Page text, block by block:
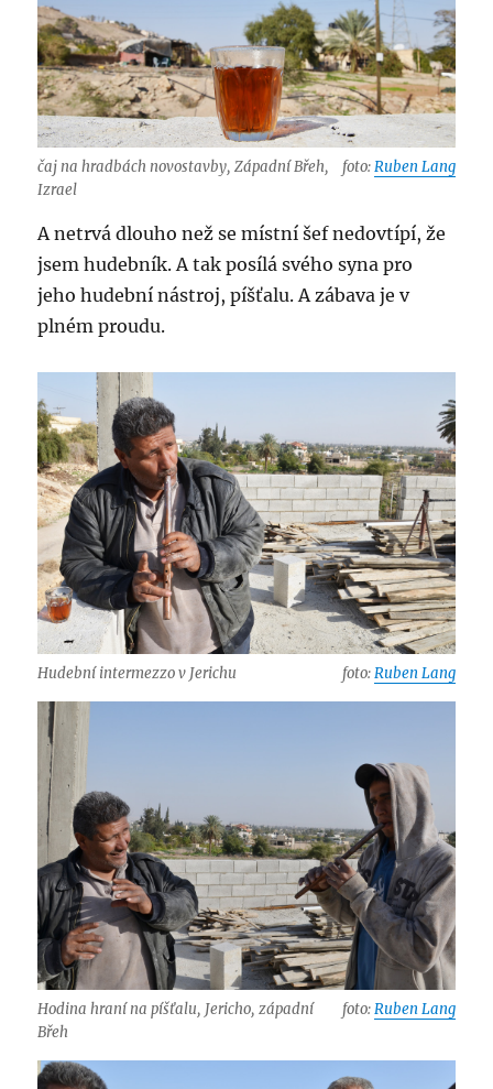
čaj na hradbách novostavby, Západní Břeh,
Izrael
foto:Ruben Lang
A netrvá dlouho než se místní šef nedovtípí, že
jsem hudebník. A tak posílá svého syna pro
jeho hudební nástroj, píšťalu. A zábava je v
plném proudu.
Hudební intermezzo v Jerichu foto:Ruben Lang
Hodina hraní na píšťalu, Jericho, západní
Břeh
foto:Ruben Lang